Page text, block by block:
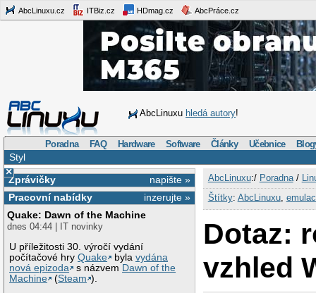
AbcLinuxu.cz ITBiz.cz HDmag.cz AbcPráce.cz
AbcLinuxu hledá autory!
Poradna FAQ Hardware Software Články Učebnice
Styl
×
napište »
Zprávičky
inzerujte »
Pracovní nabídky
Quake: Dawn of the Machine
dnes 04:44 | IT novinky
U příležitosti 30. výročí vydání
počítačové hryQuake bylavydána
nová epizoda
s názvem Dawn of the
Machine
(Steam ).
AbcLinuxu:/ Poradna/
Štítky: AbcLinuxu,
Dotaz:
vzhled